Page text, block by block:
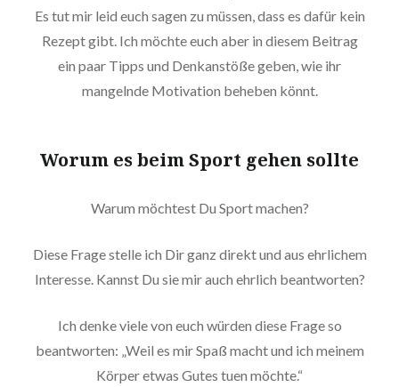
Es tut mir leid euch sagen zu müssen, dass es dafür kein
Rezept gibt. Ich möchte euch aber in diesem Beitrag
ein paar Tipps und Denkanstöße geben, wie ihr
mangelnde Motivation beheben könnt.
Worum es beim Sport gehen sollte
Warum möchtest Du Sport machen?
Diese Frage stelle ich Dir ganz direkt und aus ehrlichem
Interesse. Kannst Du sie mir auch ehrlich beantworten?
Ich denke viele von euch würden diese Frage so
beantworten: „Weil es mir Spaß macht und ich meinem
Körper etwas Gutes tuen möchte.“